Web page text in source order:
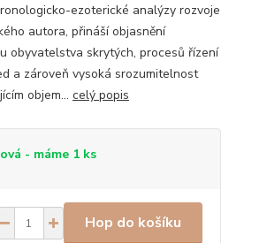
ezoterické analýzy rozvoje
autora, přináší objasnění
obyvatelstva skrytých, procesů řízení
a zároveň vysoká srozumitelnost
objem... celý popis
- máme 1 ks
Hop do košíku